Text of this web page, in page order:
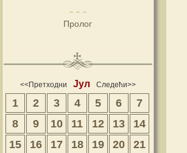
Пролог
<<Претходни Јул Следећи>>
1 2 3 4 5 6
7
8
9 10 11 12 13
14
15
16 17 18 19 20
21